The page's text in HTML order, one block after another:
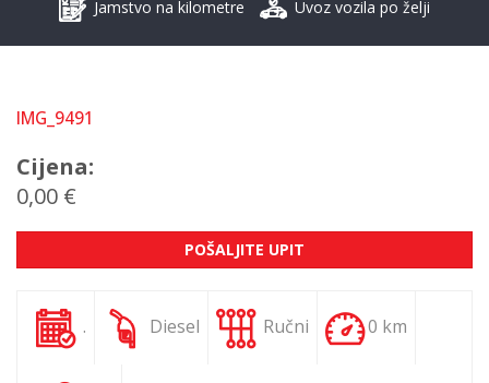
Jamstvo na kilometre Uvoz vozila po želji
IMG_9491
Cijena:
0,00 €
POŠALJITE UPIT
. Diesel Ručni 0 km